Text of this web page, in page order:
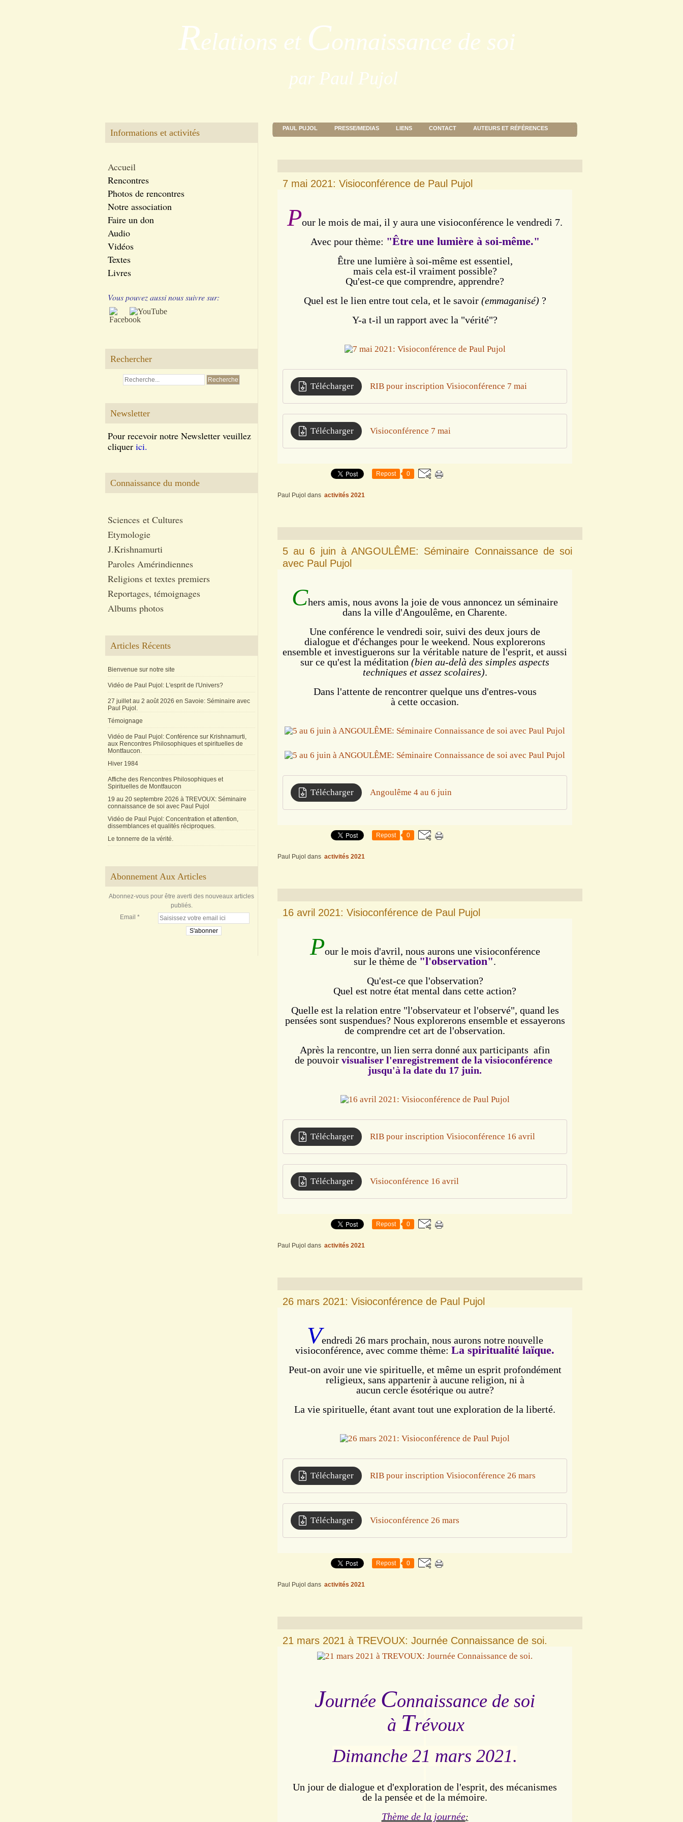
Relations et Connaissance de soi
par Paul Pujol
Informations et activités
Accueil
Rencontres
Photos de rencontres
Notre association
Faire un don
Audio
Vidéos
Textes
Livres
Vous pouvez aussi nous suivre sur:
Rechercher
Newsletter
Pour recevoir notre Newsletter veuillez
cliquer ici.
Connaissance du monde
Sciences et Cultures
Etymologie
J.Krishnamurti
Paroles Amérindiennes
Religions et textes premiers
Reportages, témoignages
Albums photos
Articles Récents
Bienvenue sur notre site
Vidéo de Paul Pujol: L'esprit de l'Univers?
27 juillet au 2 août 2026 en Savoie: Séminaire avec
Paul Pujol.
Témoignage
Vidéo de Paul Pujol: Conférence sur Krishnamurti,
aux Rencontres Philosophiques et spirituelles de
Montfaucon.
Hiver 1984
Affiche des Rencontres Philosophiques et
Spirituelles de Montfaucon
19 au 20 septembre 2026 à TREVOUX: Séminaire
connaissance de soi avec Paul Pujol
Vidéo de Paul Pujol: Concentration et attention,
dissemblances et qualités réciproques.
Le tonnerre de la vérité.
Abonnement Aux Articles
Abonnez-vous pour être averti des nouveaux articles
publiés.
Email
PAUL PUJOL PRESSE/MEDIAS LIENS CONTACT AUTEURS ET RÉFÉRENCES
7 mai 2021: Visioconférence de Paul Pujol
Pour le mois de mai, il y aura une visioconférence le vendredi 7.
Avec pour thème: "Être une lumière à soi-même."
Être une lumière à soi-même est essentiel,
mais cela est-il vraiment possible?
Qu'est-ce que comprendre, apprendre?
Quel est le lien entre tout cela, et le savoir (emmaganisé) ?
Y-a t-il un rapport avec la "vérité"?
Télécharger RIB pour inscription Visioconférence 7 mai
Télécharger Visioconférence 7 mai
Repost 0
Paul Pujol dans activités 2021
5 au 6 juin à ANGOULÊME: Séminaire Connaissance de soi
avec Paul Pujol
Chers amis, nous avons la joie de vous annoncez un séminaire
dans la ville d'Angoulême, en Charente.
Une conférence le vendredi soir, suivi des deux jours de
dialogue et d'échanges pour le weekend. Nous explorerons
ensemble et investiguerons sur la véritable nature de l'esprit, et aussi
sur ce qu'est la méditation (bien au-delà des simples aspects
techniques et assez scolaires).
Dans l'attente de rencontrer quelque uns d'entres-vous
à cette occasion.
Télécharger Angoulême 4 au 6 juin
Repost 0
Paul Pujol dans activités 2021
16 avril 2021: Visioconférence de Paul Pujol
Pour le mois d'avril, nous aurons une visioconférence
sur le thème de "l'observation".
Qu'est-ce que l'observation?
Quel est notre état mental dans cette action?
Quelle est la relation entre "l'observateur et l'observé", quand les
pensées sont suspendues? Nous explorerons ensemble et essayerons
de comprendre cet art de l'observation.
Après la rencontre, un lien serra donné aux participants afin
de pouvoir visualiser l'enregistrement de la visioconférence
jusqu'à la date du 17 juin.
Télécharger RIB pour inscription Visioconférence 16 avril
Télécharger Visioconférence 16 avril
Repost 0
Paul Pujol dans activités 2021
26 mars 2021: Visioconférence de Paul Pujol
Vendredi 26 mars prochain, nous aurons notre nouvelle
visioconférence, avec comme thème: La spiritualité laïque.
Peut-on avoir une vie spirituelle, et même un esprit profondément
religieux, sans appartenir à aucune religion, ni à
aucun cercle ésotérique ou autre?
La vie spirituelle, étant avant tout une exploration de la liberté.
Télécharger RIB pour inscription Visioconférence 26 mars
Télécharger Visioconférence 26 mars
Repost 0
Paul Pujol dans activités 2021
21 mars 2021 à TREVOUX: Journée Connaissance de soi.
Journée Connaissance de soi
à Trévoux
Dimanche 21 mars 2021.
Un jour de dialogue et d'exploration de l'esprit, des mécanismes
de la pensée et de la mémoire.
Thème de la journée: